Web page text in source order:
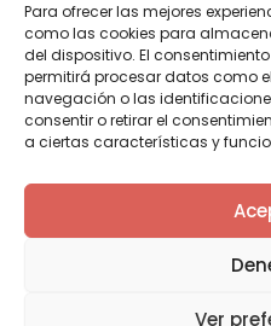
Para ofrecer las mejores
como las cookies para
del dispositivo. El
permitirá procesar datos como
navegación o las
consentir o retirar el
a ciertas características y
Ver
Síguenos en
a
T
w
i
t